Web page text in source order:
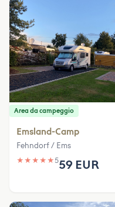
Area da campeggio
Emsland-Camp
Fehndorf / Ems
★ ★ ★ ★ ★559 EUR